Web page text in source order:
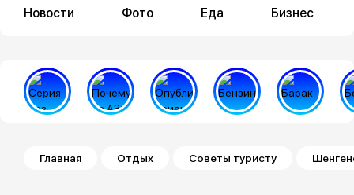
Новости Фото Еда Бизнес
Строка навигации
Главная Отдых Советы туристу